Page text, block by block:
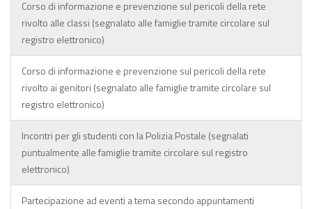
Corso di informazione e prevenzione sul pericoli della rete
rivolto alle classi (segnalato alle famiglie tramite circolare sul
registro elettronico)
Corso di informazione e prevenzione sul pericoli della rete
rivolto ai genitori (segnalato alle famiglie tramite circolare sul
registro elettronico)
Incontri per gli studenti con la Polizia Postale (segnalati
puntualmente alle famiglie tramite circolare sul registro
elettronico)
Partecipazione ad eventi a tema secondo appuntamenti